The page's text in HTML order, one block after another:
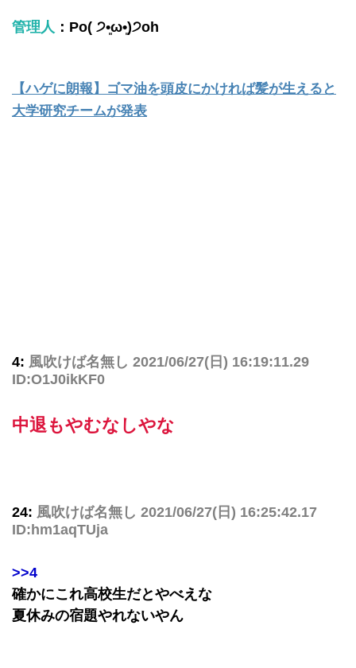
管理人 ：Po( ੭•͈ω•͈)੭oh
【ハゲに朗報】ゴマ油を頭皮にかければ髪が生えると
大学研究チームが発表
4: 風吹けば名無し 2021/06/27(日) 16:19:11.29
ID:O1J0ikKF0
中退もやむなしやな
24: 風吹けば名無し 2021/06/27(日) 16:25:42.17
ID:hm1aqTUja
>>4
確かにこれ高校生だとやべえな
夏休みの宿題やれないやん